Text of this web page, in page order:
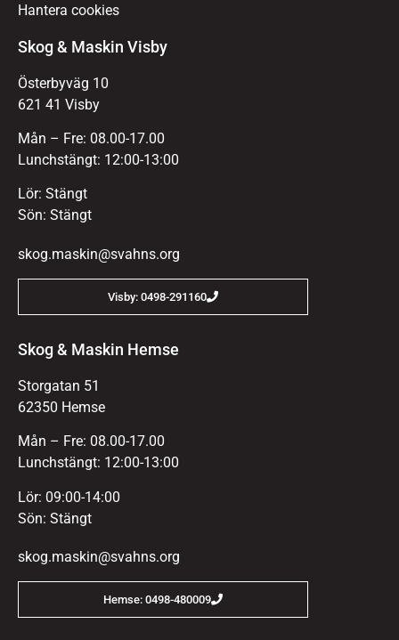
Hantera cookies
Skog & Maskin Visby
Österbyväg 10
621 41 Visby
Mån – Fre: 08.00-17.00
Lunchstängt: 12:00-13:00
Lör: Stängt
Sön: Stängt
skog.maskin@svahns.org
Visby: 0498-291160
Skog & Maskin Hemse
Storgatan 51
62350 Hemse
Mån – Fre: 08.00-17.00
Lunchstängt: 12:00-13:00
Lör: 09:00-14:00
Sön: Stängt
skog.maskin@svahns.org
Hemse: 0498-480009